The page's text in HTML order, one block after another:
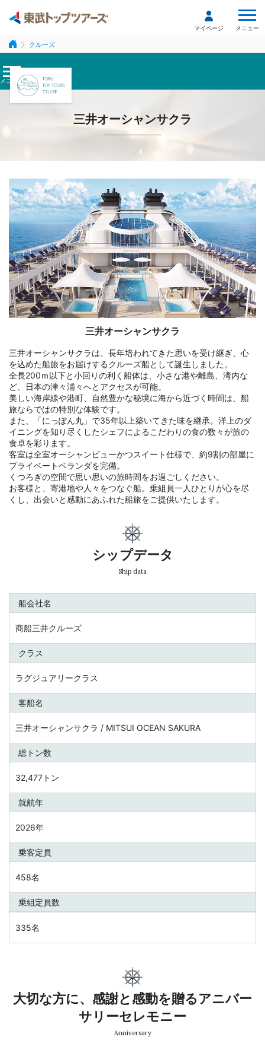
マイページ メニュー
クルーズ
メニュー
三井オーシャンサクラ
三井オーシャンサクラ
三井オーシャンサクラは、長年培われてきた思いを受け継ぎ、心
を込めた船旅をお届けするクルーズ船として誕生しました。
全長200ｍ以下と小回りの利く船体は、小さな港や離島、湾内な
ど、日本の津々浦々へとアクセスが可能。
美しい海岸線や港町、自然豊かな秘境に海から近づく時間は、船
旅ならではの特別な体験です。
また、「にっぽん丸」で35年以上築いてきた味を継承。洋上のダ
イニングを知り尽くしたシェフによるこだわりの食の数々が旅の
食卓を彩ります。
客室は全室オーシャンビューかつスイート仕様で、約9割の部屋に
プライベートベランダを完備。
くつろぎの空間で思い思いの旅時間をお過ごしください。
お客様と、寄港地や人々をつなぐ船。乗組員一人ひとりが心を尽
くし、出会いと感動にあふれた船旅をご提供いたします。
シップデータ
Ship data
船会社名
商船三井クルーズ
クラス
ラグジュアリークラス
客船名
三井オーシャンサクラ / MITSUI OCEAN SAKURA
総トン数
32,477トン
就航年
2026年
乗客定員
458名
乗組定員数
335名
大切な方に、感謝と感動を贈るアニバー
サリーセレモニー
Anniversary